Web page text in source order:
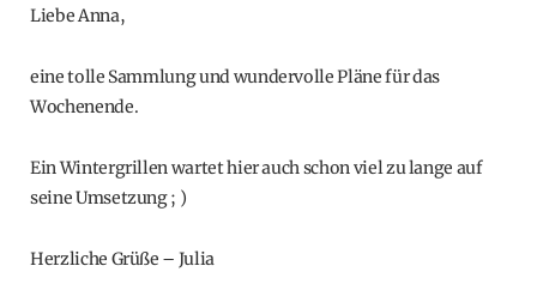
Liebe Anna,
eine tolle Sammlung und wundervolle Pläne für das
Wochenende.
Ein Wintergrillen wartet hier auch schon viel zu lange auf
seine Umsetzung ; )
Herzliche Grüße – Julia